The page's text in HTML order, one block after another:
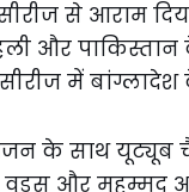
से आराम
और
में
के साथ यूट्यूब
वुड्स और मुहम्मद